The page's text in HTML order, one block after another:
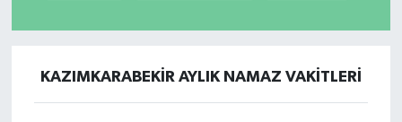
KAZIMKARABEKİR AYLIK NAMAZ VAKITLERI